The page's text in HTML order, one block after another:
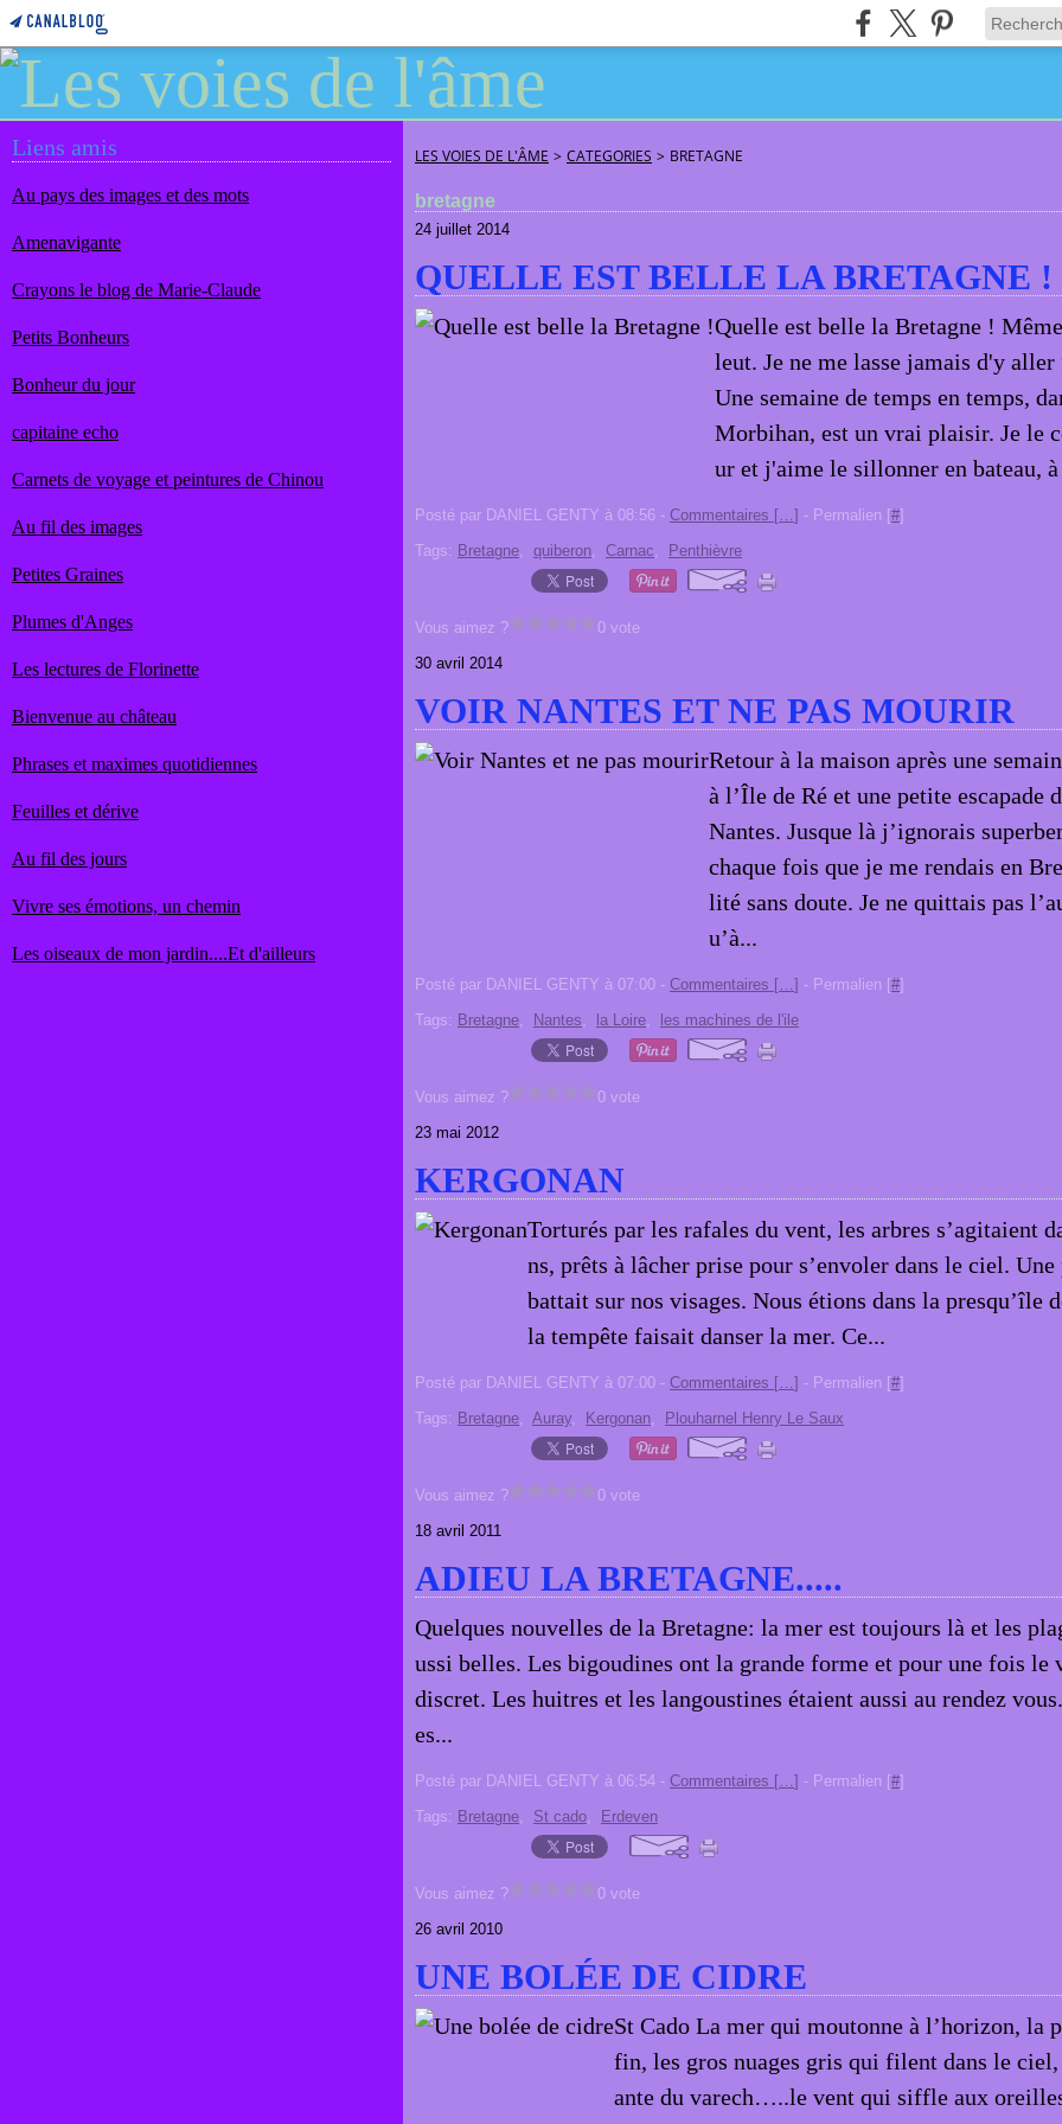
Liens amis
Au pays des images et des mots
Amenavigante
Crayons le blog de Marie-Claude
Petits Bonheurs
Bonheur du jour
capitaine echo
Carnets de voyage et peintures de Chinou
Au fil des images
Petites Graines
Plumes d'Anges
Les lectures de Florinette
Bienvenue au château
Phrases et maximes quotidiennes
Feuilles et dérive
Au fil des jours
Vivre ses émotions, un chemin
Les oiseaux de mon jardin....Et d'ailleurs
LES VOIES DE L'ÂME > CATEGORIES > BRETAGNE
bretagne
24 juillet 2014
QUELLE EST BELLE LA BRETAGNE !
Quelle est belle la Bretagne !
leut. Je ne me lasse jamais d'y
Une semaine de temps en temps,
Morbihan, est un vrai plaisir. Je le
ur et j'aime le sillonner en bateau,
Posté par DANIEL GENTY à 08:56 - Commentaires […] - Permalien [#]
Tags: Bretagne, quiberon, Carnac, Penthièvre
Vous aimez ?
0 vote
30 avril 2014
VOIR NANTES ET NE PAS MOURIR
Retour à la maison après une
à l’Île de Ré et une petite escapade
Nantes. Jusque là j’ignorais
chaque fois que je me rendais en
lité sans doute. Je ne quittais pas
u’à...
Posté par DANIEL GENTY à 07:00 - Commentaires […] - Permalien [#]
Tags: Bretagne, Nantes, la Loire, les machines de l'ile
Vous aimez ?
0 vote
23 mai 2012
KERGONAN
Torturés par les rafales du vent, les arbres s’agitaient
ns, prêts à lâcher prise pour s’envoler dans le ciel. Une
battait sur nos visages. Nous étions dans la presqu’île
la tempête faisait danser la mer. Ce...
Posté par DANIEL GENTY à 07:00 - Commentaires […] - Permalien [#]
Tags: Bretagne, Auray, Kergonan, Plouharnel Henry Le Saux
Vous aimez ?
0 vote
18 avril 2011
ADIEU LA BRETAGNE.....
Quelques nouvelles de la Bretagne: la mer est toujours là et les
ussi belles. Les bigoudines ont la grande forme et pour une fois le
discret. Les huitres et les langoustines étaient aussi au rendez
es...
Posté par DANIEL GENTY à 06:54 - Commentaires […] - Permalien [#]
Tags: Bretagne, St cado, Erdeven
Vous aimez ?
0 vote
26 avril 2010
UNE BOLÉE DE CIDRE
St Cado La mer qui moutonne à l’horizon, la
fin, les gros nuages gris qui filent dans le ciel,
ante du varech…..le vent qui siffle aux